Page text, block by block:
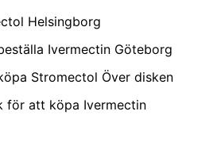
Helsingborg
Ivermectin Göteborg
Stromectol Över disken
för att köpa Ivermectin